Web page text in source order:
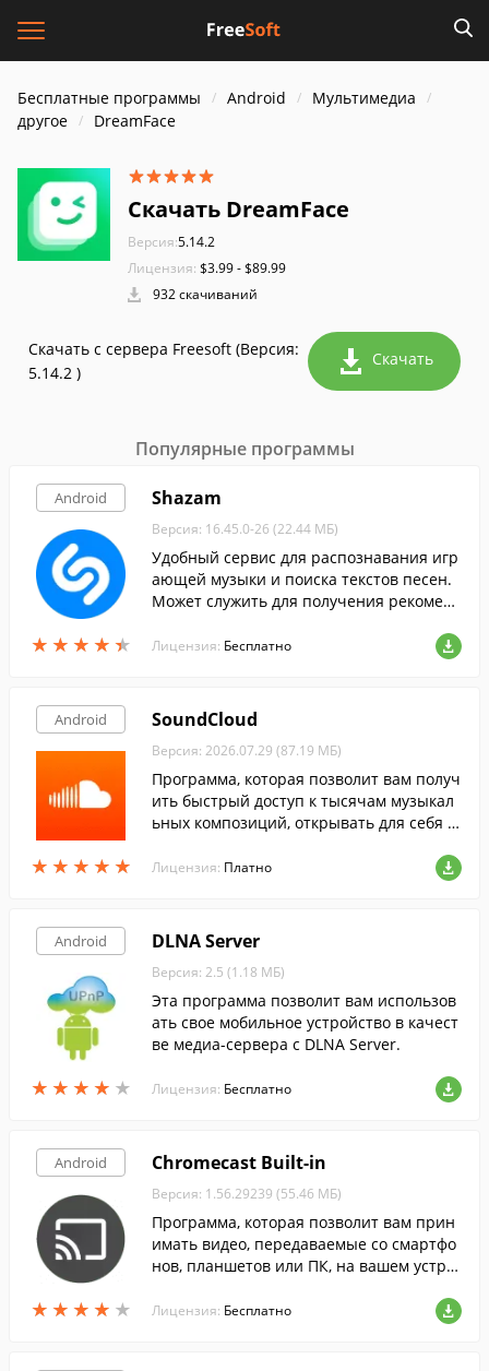
Бесплатные программы Android
Мультимедиа
другое
DreamFace
Скачать DreamFace
Версия:5.14.2
Лицензия: $3.99 - $89.99
932 скачиваний
Скачать с сервера Freesoft (Версия:
5.14.2 )
Скачать
Популярные программы
Android
★ ★ ★ ★ ★
★ ★ ★ ★ ★
Shazam
Версия: 16.45.0-26 (22.44 МБ)
Удобный сервис для распознавания игр
ающей музыки и поиска текстов песен.
Может служить для получения рекоменд
в Shazam и поиска новых музыкальных
Лицензия: Бесплатно
Android
★ ★ ★ ★ ★
★ ★ ★ ★ ★
SoundCloud
Версия: 2026.07.29 (87.19 МБ)
Программа, которая позволит вам получ
ить быстрый доступ к тысячам музыкал
ьных композиций, открывать для себя н
и творениями.
Лицензия: Платно
Android
★ ★ ★ ★ ★
★ ★ ★ ★ ★
DLNA Server
Версия: 2.5 (1.18 МБ)
Эта программа позволит вам использов
ать свое мобильное устройство в качест
ве медиа-сервера с DLNA Server.
Лицензия: Бесплатно
Android
★ ★ ★ ★ ★
★ ★ ★ ★ ★
Chromecast Built-in
Версия: 1.56.29239 (55.46 МБ)
Программа, которая позволит вам прин
имать видео, передаваемые со смартфо
нов, планшетов или ПК, на вашем устро
Лицензия: Бесплатно